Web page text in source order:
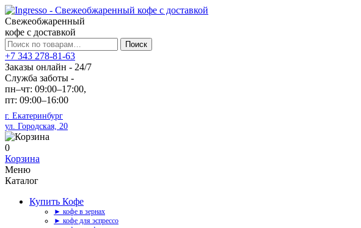
Свежеобжаренный
кофе с доставкой
Искать:
Поиск
+7 343 278-81-63
Заказы онлайн - 24/7
Служба заботы -
пн–чт: 09:00–17:00,
пт: 09:00–16:00
г. Екатеринбург
ул. Городская, 20
0
Корзина
Меню
Каталог
Купить Кофе
► кофе в зернах
► кофе для эспрессо